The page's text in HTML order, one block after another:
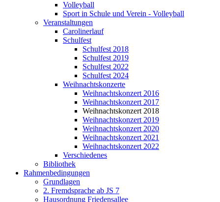
Volleyball
Sport in Schule und Verein - Volleyball
Veranstaltungen
Carolinerlauf
Schulfest
Schulfest 2018
Schulfest 2019
Schulfest 2022
Schulfest 2024
Weihnachtskonzerte
Weihnachtskonzert 2016
Weihnachtskonzert 2017
Weihnachtskonzert 2018
Weihnachtskonzert 2019
Weihnachtskonzert 2020
Weihnachtskonzert 2021
Weihnachtskonzert 2022
Verschiedenes
Bibliothek
Rahmenbedingungen
Grundlagen
2. Fremdsprache ab JS 7
Hausordnung Friedensallee